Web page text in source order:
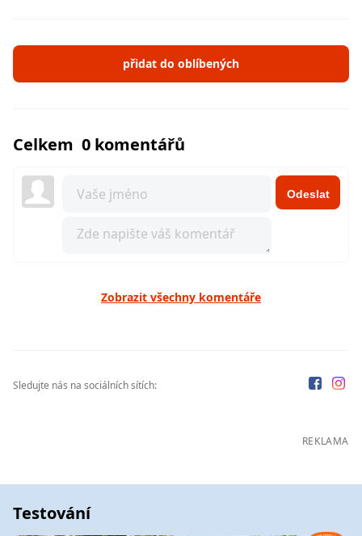
přidat do oblíbených
Celkem 0 komentářů
Odeslat
Zobrazit všechny komentáře
Sledujte nás na sociálních sítích:
REKLAMA
Testování